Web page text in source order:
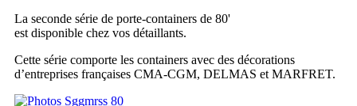
La seconde série de porte-containers de 80'
est disponible chez vos détaillants.
Cette série comporte les containers avec des décorations
d’entreprises françaises CMA-CGM, DELMAS et MARFRET.